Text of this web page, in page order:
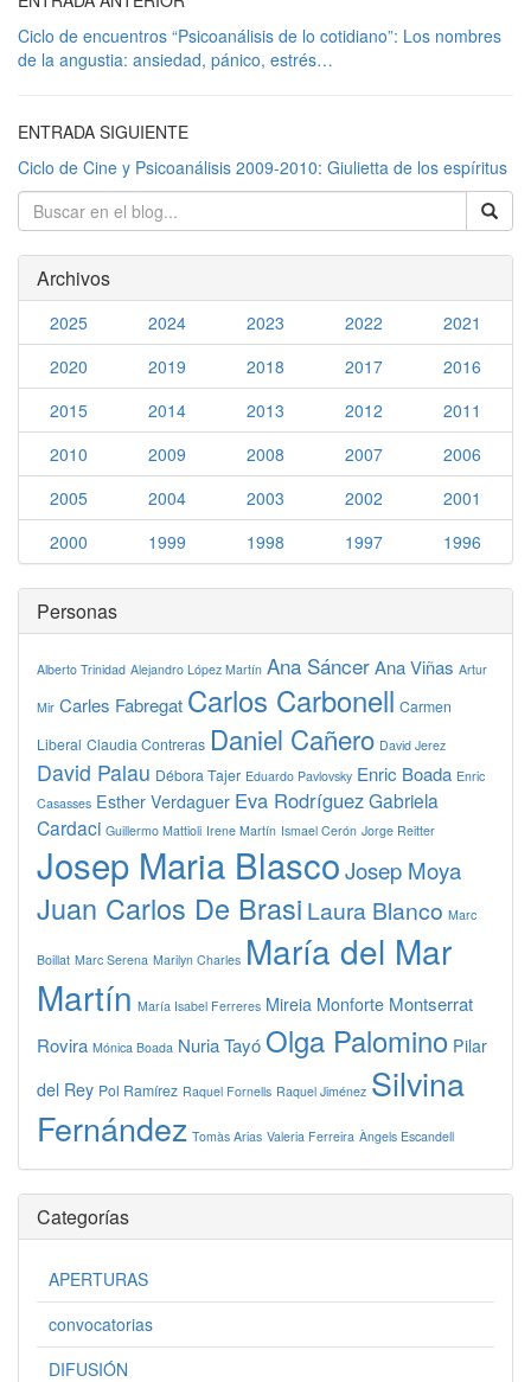
Ciclo de encuentros “Psicoanálisis de lo cotidiano”: Los nombres
de la angustia: ansiedad, pánico, estrés…
ENTRADA SIGUIENTE
Ciclo de Cine y Psicoanálisis 2009-2010: Giulietta de los espíritus
Archivos
2025 2024 2023 2022
2021
2020
2019 2018 2017
2016
2015
2014 2013 2012
2011
2010
2009 2008 2007
2006
2005
2004 2003 2002
2001
2000
1999 1998 1997 1996
Personas
Alberto Trinidad Alejandro López Martín Ana SáncerAna Viñas Artur
Mir Carles Fabregat Carlos Carbonell Carmen
Liberal Claudia Contreras Daniel Cañero David Jerez
David Palau Débora Tajer Eduardo Pavlovsky Enric Boada Enric
Casasses Esther Verdaguer Eva RodríguezGabriela
Cardaci Guillermo Mattioli Irene Martín Ismael Cerón Jorge Reitter
Josep Maria BlascoJosep Moya
Juan Carlos De Brasi Laura Blanco Marc
Boillat Marc Serena Marilyn Charles María del Mar
Martín María Isabel Ferreres Mireia Monforte Montserrat
Rovira Mónica Boada Nuria Tayó Olga Palomino Pilar
del Rey Pol Ramírez Raquel Fornells Raquel Jiménez Silvina
Fernández Tomàs Arias Valeria Ferreira Àngels Escandell
Categorías
APERTURAS
convocatorias
DIFUSIÓN